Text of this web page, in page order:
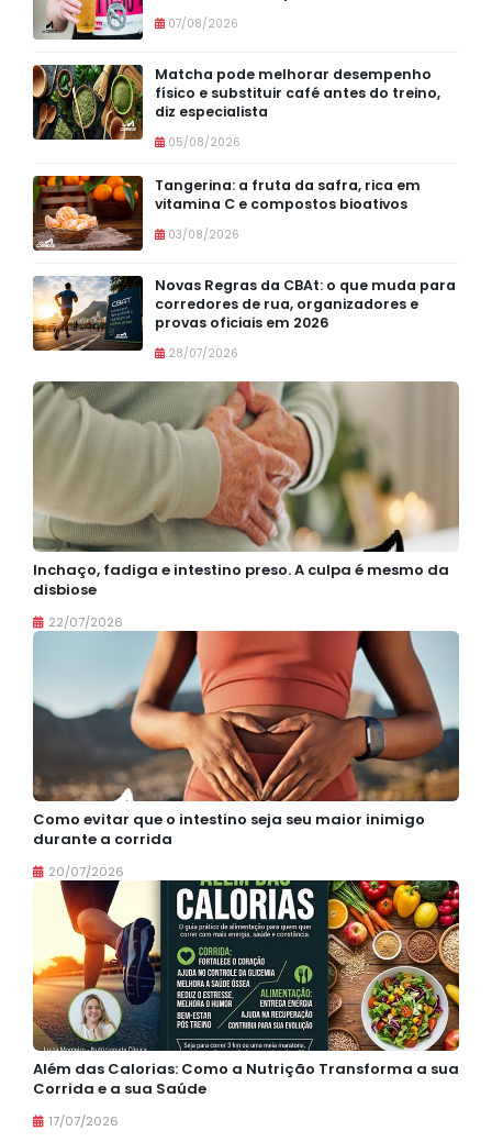
07/08/2026
Matcha pode melhorar desempenho
físico e substituir café antes do treino,
diz especialista
05/08/2026
Tangerina: a fruta da safra, rica em
vitamina C e compostos bioativos
03/08/2026
Novas Regras da CBAt: o que muda para
corredores de rua, organizadores e
provas oficiais em 2026
28/07/2026
Inchaço, fadiga e intestino preso. A culpa é mesmo da
disbiose
22/07/2026
Como evitar que o intestino seja seu maior inimigo
durante a corrida
20/07/2026
Além das Calorias: Como a Nutrição Transforma a sua
Corrida e a sua Saúde
17/07/2026